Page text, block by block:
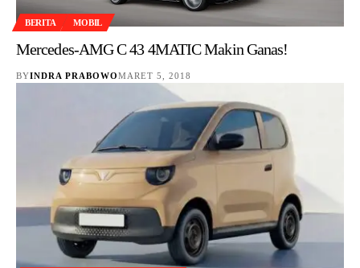
BERITA MOBIL
Mercedes-AMG C 43 4MATIC Makin Ganas!
BYINDRA PRABOWOMARET 5, 2018